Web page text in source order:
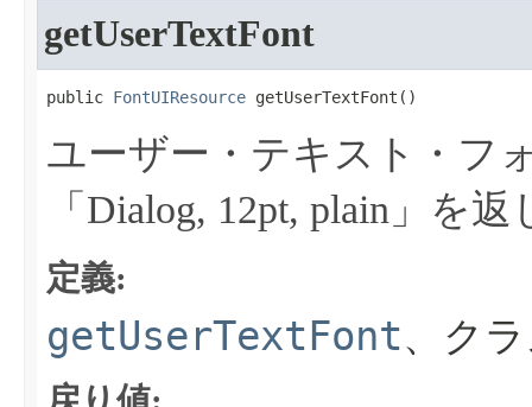
getUserTextFont
public FontUIResource getUserTextFont​()
ユーザー・テキスト・フ
「Dialog, 12pt, plain」を
定義:
getUserTextFont、ク